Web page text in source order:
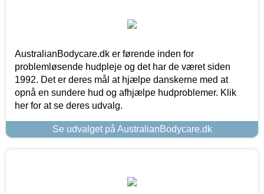
AustralianBodycare.dk er førende inden for
problemløsende hudpleje og det har de været siden
1992. Det er deres mål at hjælpe danskerne med at
opnå en sundere hud og afhjælpe hudproblemer. Klik
her for at se deres udvalg.
Se udvalget på AustralianBodycare.dk